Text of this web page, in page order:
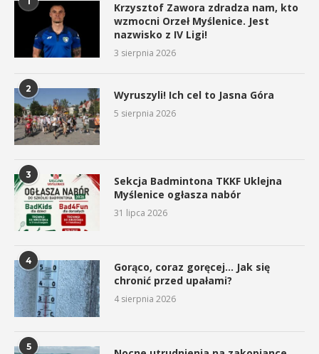
Krzysztof Zawora zdradza nam, kto
wzmocni Orzeł Myślenice. Jest
nazwisko z IV Ligi!
3 sierpnia 2026
2 Wyruszyli! Ich cel to Jasna Góra
5 sierpnia 2026
3
Sekcja Badmintona TKKF Uklejna
Myślenice ogłasza nabór
31 lipca 2026
4
Gorąco, coraz goręcej… Jak się
chronić przed upałami?
4 sierpnia 2026
5